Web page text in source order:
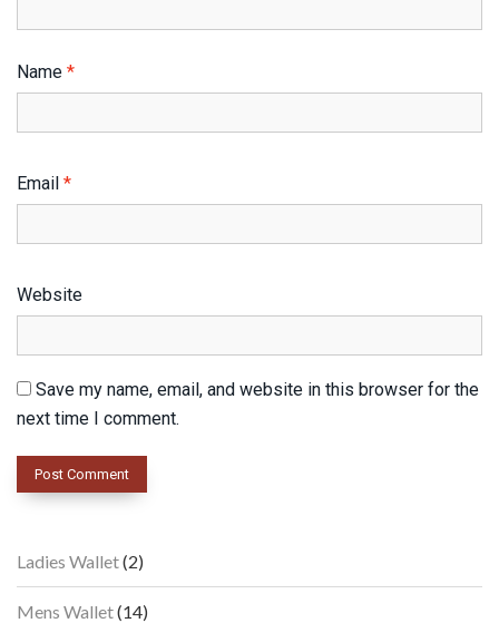
Name *
Email *
Website
Save my name, email, and website in this browser for the
next time I comment.
Ladies Wallet 22
products
Mens Wallet 1414